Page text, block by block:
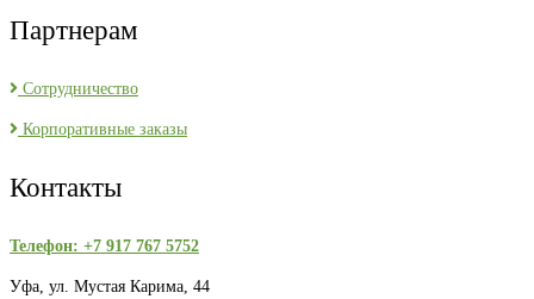
Партнерам
Сотрудничество
Корпоративные заказы
Контакты
Телефон: +7 917 767 5752
Уфа, ул. Мустая Карима, 44